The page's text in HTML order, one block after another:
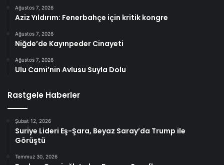
Ağustos 7, 2026
Aziz Yıldırım: Fenerbahçe için kritik kongre
Ağustos 7, 2026
Niğde’de Kayınpeder Cinayeti
Ağustos 7, 2026
Ulu Cami’nin Avlusu Suyla Dolu
Rastgele Haberler
Şubat 12, 2026
Suriye Lideri Eş-Şara, Beyaz Saray’da Trump ile
Görüştü
Temmuz 30, 2026